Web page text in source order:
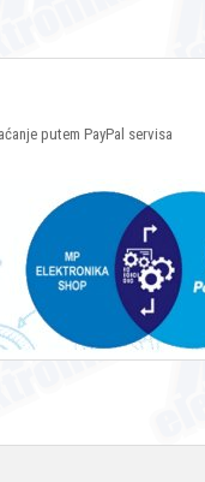
putem PayPal servisa